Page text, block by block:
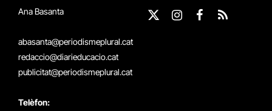
Ana Basanta
abasanta@periodismeplural.cat
redaccio@diarieducacio.cat
publicitat@periodismeplural.cat
Telèfon:
X
Instagram
Facebook
RSS